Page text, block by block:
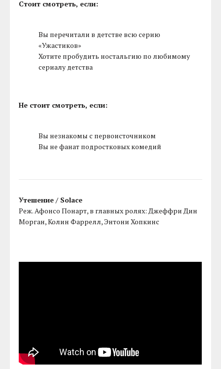
Стоит смотреть, если:
Вы перечитали в детстве всю серию
«Ужастиков»
Хотите пробудить ностальгию по любимому
сериалу детства
Не стоит смотреть, если:
Вы незнакомы с первоисточником
Вы не фанат подростковых комедий
Утешение / Solace
Реж. Афонсо Понарт, в главных ролях: Джеффри Дин
Морган, Колин Фаррелл, Энтони Хопкинс